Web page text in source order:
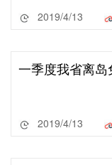
2019/4/13
一季度我省离
2019/4/13